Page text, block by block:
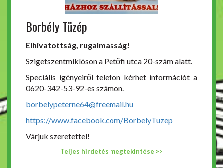
Borbély Tüzép
Elhivatottság, rugalmasság!
Szigetszentmiklóson a Petőfi utca 20-szám alatt.
Speciális igényeiről telefon kérhet információt a
0620-342-53-92-es számon.
borbelypeterne64@freemail.hu
https://www.facebook.com/BorbelyTuzep
Várjuk szeretettel!
Teljes hirdetés megtekintése >>